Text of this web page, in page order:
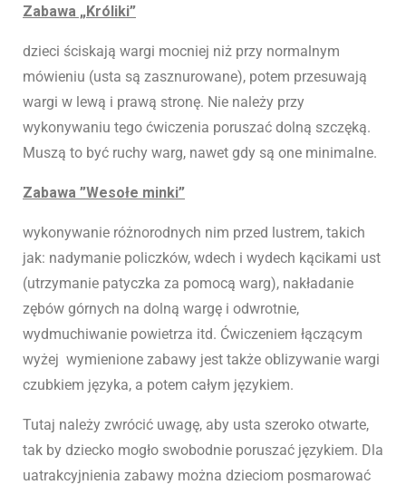
Zabawa „Króliki”
dzieci ściskają wargi mocniej niż przy normalnym
mówieniu (usta są zasznurowane), potem przesuwają
wargi w lewą i prawą stronę. Nie należy przy
wykonywaniu tego ćwiczenia poruszać dolną szczęką.
Muszą to być ruchy warg, nawet gdy są one minimalne.
Zabawa ”Wesołe minki”
wykonywanie różnorodnych nim przed lustrem, takich
jak: nadymanie policzków, wdech i wydech kącikami ust
(utrzymanie patyczka za pomocą warg), nakładanie
zębów górnych na dolną wargę i odwrotnie,
wydmuchiwanie powietrza itd. Ćwiczeniem łączącym
wyżej wymienione zabawy jest także oblizywanie wargi
czubkiem języka, a potem całym językiem.
Tutaj należy zwrócić uwagę, aby usta szeroko otwarte,
tak by dziecko mogło swobodnie poruszać językiem. Dla
uatrakcyjnienia zabawy można dzieciom posmarować